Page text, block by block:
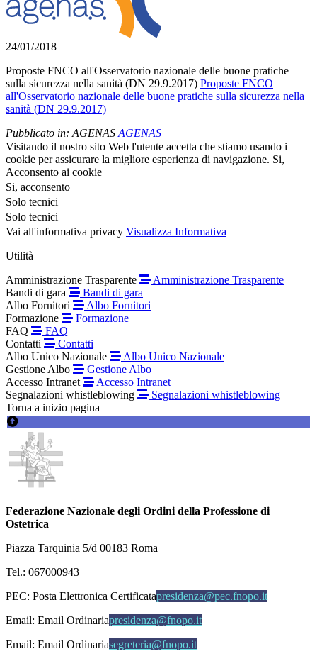
24/01/2018
Proposte FNCO all'Osservatorio nazionale delle buone pratiche
sulla sicurezza nella sanità (DN 29.9.2017) Proposte FNCO
all'Osservatorio nazionale delle buone pratiche sulla sicurezza nella
sanità (DN 29.9.2017)
Pubblicato in: AGENAS AGENAS
Visitando il nostro sito Web l'utente accetta che stiamo usando i
cookie per assicurare la migliore esperienza di navigazione. Si,
Acconsento ai cookie
Si, acconsento
Solo tecnici
Solo tecnici
Vai all'informativa privacy Visualizza Informativa
Utilità
Amministrazione Trasparente
Amministrazione Trasparente
Bandi di gara
Bandi di gara
Albo Fornitori
Albo Fornitori
Formazione
Formazione
FAQ
FAQ
Contatti
Contatti
Albo Unico Nazionale
Albo Unico Nazionale
Gestione Albo
Gestione Albo
Accesso Intranet
Accesso Intranet
Segnalazioni whistleblowing
Segnalazioni whistleblowing
Torna a inizio pagina
Federazione Nazionale degli Ordini della Professione di
Ostetrica
Piazza Tarquinia 5/d 00183 Roma
Tel.: 067000943
PEC: Posta Elettronica Certificatapresidenza@pec.fnopo.it
Email: Email Ordinariapresidenza@fnopo.it
Email: Email Ordinariasegreteria@fnopo.it